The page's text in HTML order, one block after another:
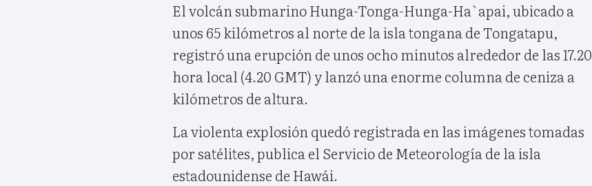
El volcán submarino Hunga-Tonga-Hunga-Ha`apai, ubicado a
unos 65 kilómetros al norte de la isla tongana de Tongatapu,
registró una erupción de unos ocho minutos alrededor de las 17.20
hora local (4.20 GMT) y lanzó una enorme columna de ceniza a
kilómetros de altura.
La violenta explosión quedó registrada en las imágenes tomadas
por satélites, publica el Servicio de Meteorología de la isla
estadounidense de Hawái.